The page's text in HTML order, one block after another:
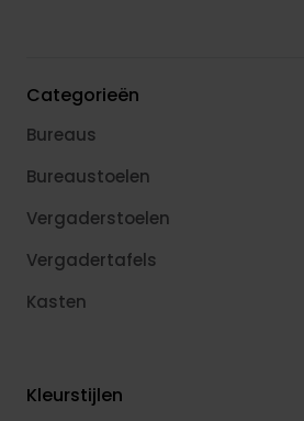
Categorieën
Bureaus
Bureaustoelen
Vergaderstoelen
Vergadertafels
Kasten
Kleurstijlen